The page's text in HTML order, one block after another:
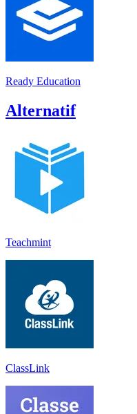
Ready Education
Alternatif
Teachmint
ClassLink